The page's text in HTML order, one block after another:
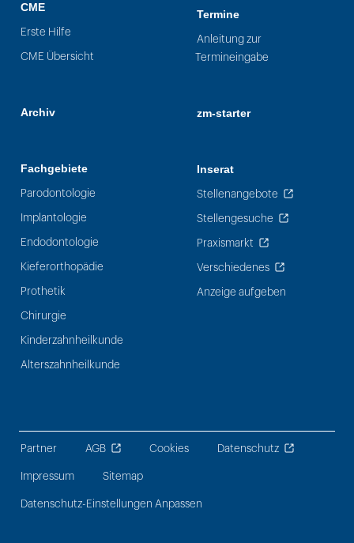
CME
Erste Hilfe
CME Übersicht
Archiv
Fachgebiete
Parodontologie
Implantologie
Endodontologie
Kieferorthopädie
Prothetik
Chirurgie
Kinderzahnheilkunde
Alterszahnheilkunde
Termine
Anleitung zur
Termineingabe
zm-starter
Inserat
Stellenangebote
Stellengesuche
Praxismarkt
Verschiedenes
Anzeige aufgeben
Partner AGB Cookies Datenschutz
Impressum Sitemap
Datenschutz-Einstellungen Anpassen